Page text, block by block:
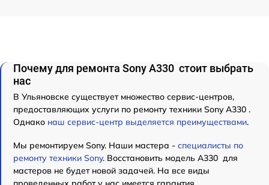
Почему для ремонта Sony A330 стоит выбрать
нас
В Ульяновске существует множество сервис-центров,
предоставляющих услуги по ремонту техники Sony A330 .
Однако наш сервис-центр выделяется преимуществами.
Мы ремонтируем Sony. Наши мастера - специалисты по
ремонту техники Sony. Восстановить модель A330 для
мастеров не будет новой задачей. На все виды